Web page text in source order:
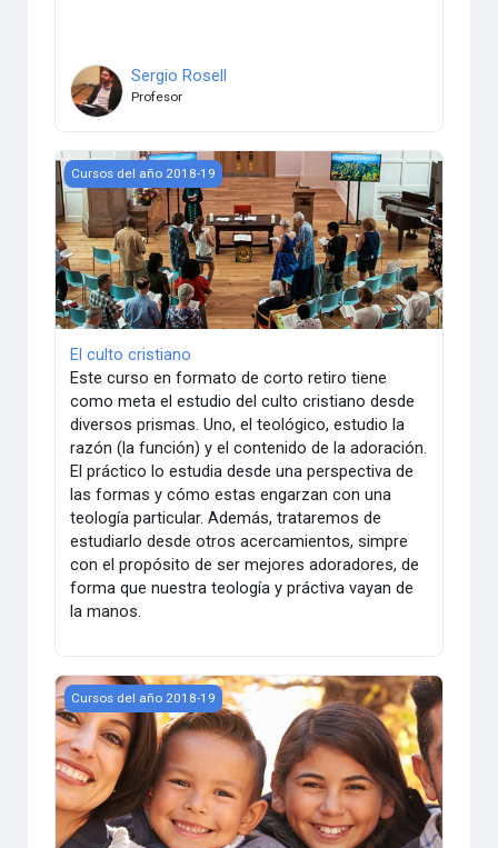
Sergio Rosell
Profesor
El culto cristiano
Cursos del año 2018-19
El culto cristiano
Este curso en formato de corto retiro tiene
como meta el estudio del culto cristiano desde
diversos prismas. Uno, el teológico, estudio la
razón (la función) y el contenido de la adoración.
El práctico lo estudia desde una perspectiva de
las formas y cómo estas engarzan con una
teología particular. Además, trataremos de
estudiarlo desde otros acercamientos, simpre
con el propósito de ser mejores adoradores, de
forma que nuestra teología y práctiva vayan de
la manos.
Ética familiar de pareja y sexual
Cursos del año 2018-19